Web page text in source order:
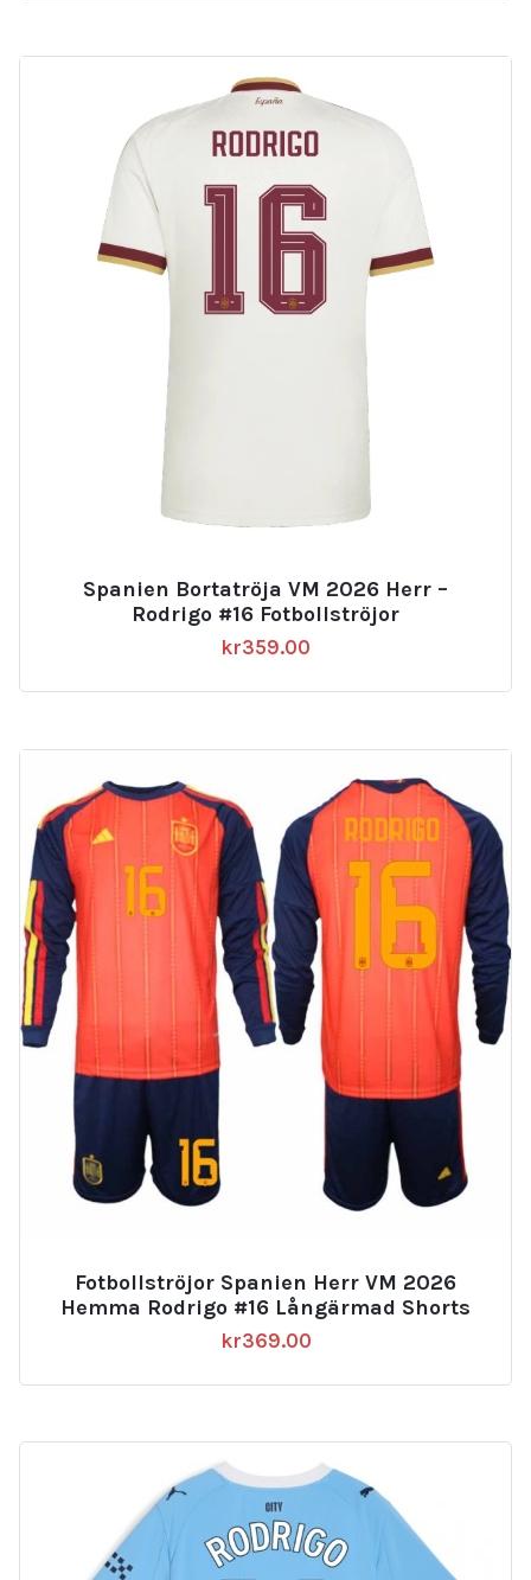
Spanien Bortatröja VM 2026 Herr –
Rodrigo #16 Fotbollströjor
kr359.00
Fotbollströjor Spanien Herr VM 2026
Hemma Rodrigo #16 Långärmad Shorts
kr369.00